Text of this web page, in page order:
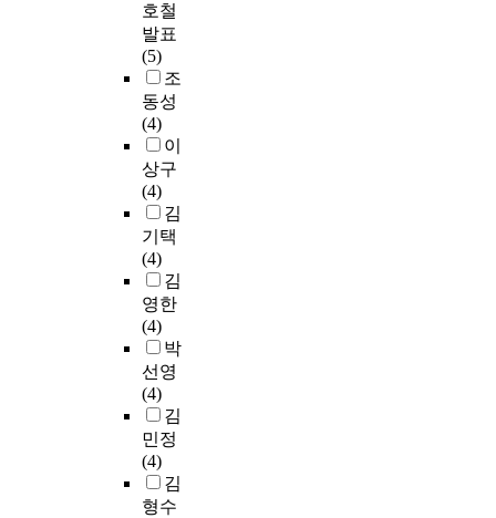
호철
발표
(5)
조
동성
(4)
이
상구
(4)
김
기택
(4)
김
영한
(4)
박
선영
(4)
김
민정
(4)
김
형수